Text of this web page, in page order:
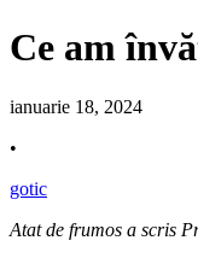
Ce am
ianuarie 18, 2024
•
gotic
Atat de frumos a scris